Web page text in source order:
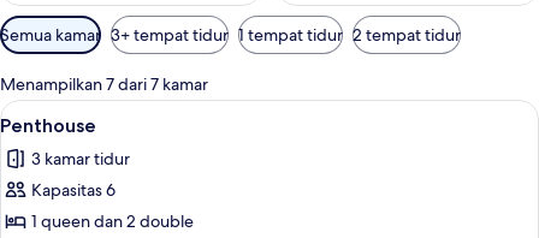
Filter
tersedia
untuk
kamar
Semua kamar 3+ tempat tidur 1 tempat tidur 2 tempat tidur
Menampilkan 7 dari 7 kamar
Lihat
semua
foto
untuk
Penthouse
Penthouse | Wi-Fi gratis, didekorasi
18
Penthouse
3 kamar tidur
Kapasitas 6
1 queen dan 2 double